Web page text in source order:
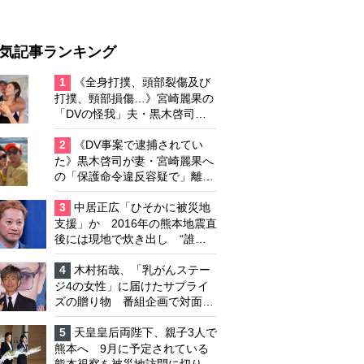
記事ランキング
1
《全身打撲、頭部裂傷及び
打撲、頸部損傷…》宮崎麗果の
「DVの怪我」夫・黒木啓司の
逮捕で始まる「夫婦の闘争」
2
《DV事案で逮捕されてい
た》黒木啓司が妻・宮崎麗果へ
の「保護命令違反容疑で」離婚
協議は「第二ステージ」へ
3
中居正広「ひそかに被災地
支援」か 2016年の熊本地震直
後には現地で炊き出し “誰に
も知られなくて良い”と、むし
ろ強まる福祉活動への思い
4
木村拓哉、「乳がんステー
ジ4の女性」に届けたサプライ
ズの贈り物 番組企画で対面し
たファンが、夢と希望を与える
心遣いに「うれしくて号泣しま
した」
5
天皇皇后両陛下、親子3人で
熊本へ 9月に予定されている